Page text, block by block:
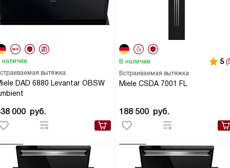
вытяжка
DAD 6880 Levantar OBSW
наличии
000 руб.
Встраиваемая вытяжка
Miele CSDA 7001 FL
В наличии 5
188 500 руб.